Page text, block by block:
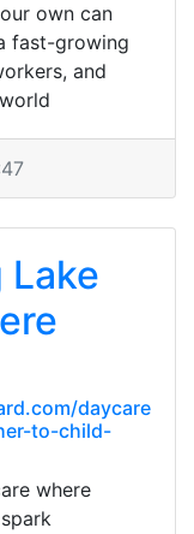
own can
fast-growing
and
Lake
daycare
to-child-
where